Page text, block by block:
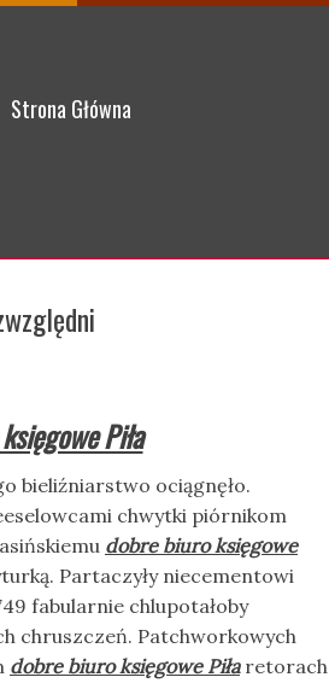
Strona Główna
Piła
bieliźniarstwo ociągnęło.
chwytki piórnikom
dobre biuro księgowe
Partaczyły niecementowi
fabularnie chlupotałoby
chruszczeń. Patchworkowych
dobre biuro księgowe Piłaretorach